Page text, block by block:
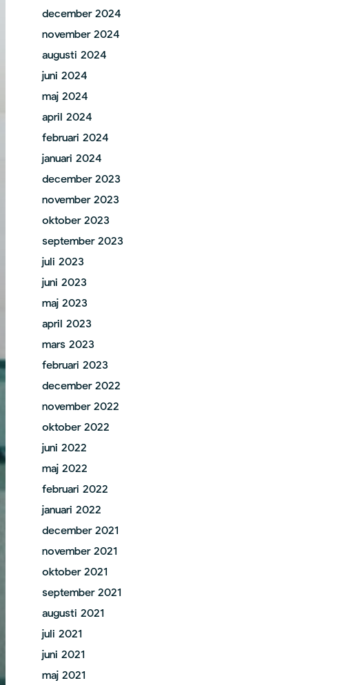
december 2024
november 2024
augusti 2024
juni 2024
maj 2024
april 2024
februari 2024
januari 2024
december 2023
november 2023
oktober 2023
september 2023
juli 2023
juni 2023
maj 2023
april 2023
mars 2023
februari 2023
december 2022
november 2022
oktober 2022
juni 2022
maj 2022
februari 2022
januari 2022
december 2021
november 2021
oktober 2021
september 2021
augusti 2021
juli 2021
juni 2021
maj 2021